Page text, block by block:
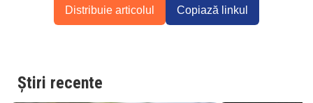
Distribuie articolul Copiază linkul
Știri recente